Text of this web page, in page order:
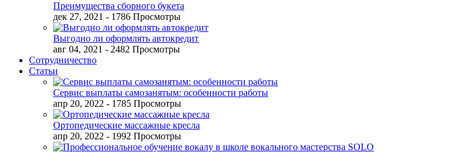
Преимущества сборного букета
дек 27, 2021 - 1786 Просмотры
Выгодно ли оформлять автокредит
авг 04, 2021 - 2482 Просмотры
Сотрудничество
Статьи
Сервис выплаты самозанятым: особенности работы
апр 20, 2022 - 1785 Просмотры
Ортопедические массажные кресла
апр 20, 2022 - 1992 Просмотры